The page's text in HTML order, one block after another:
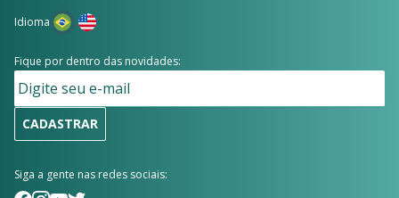
Idioma
Fique por dentro das novidades:
CADASTRAR
Siga a gente nas redes sociais: